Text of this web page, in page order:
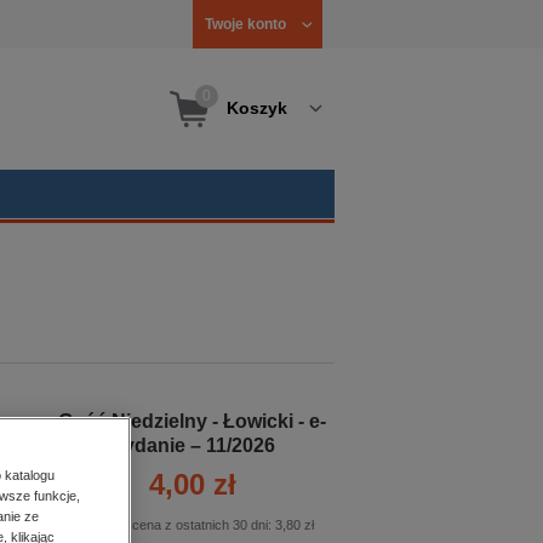
Twoje konto
Koszyk
Gość Niedzielny - Łowicki - e-
wydanie – 11/2026
4,00 zł
Najniższa cena z ostatnich 30 dni: 3,80 zł
katalogu
funkcje,
ze
klikając